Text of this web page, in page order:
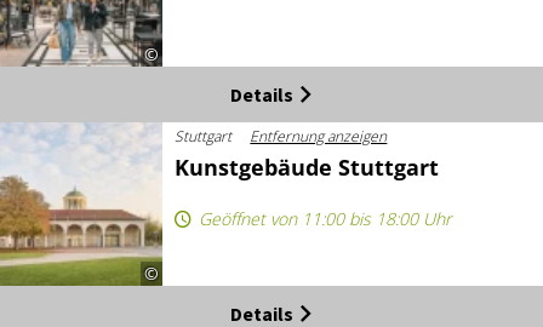
©
Details
©
Stuttgart Entfernung anzeigen
Kunstgebäude Stuttgart
Geöffnet von 11:00 bis 18:00 Uhr
Details